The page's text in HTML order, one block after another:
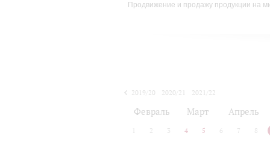
Продвижение и продажу продукции на
2019/20 2020/21 2021/22
Февраль Март Апрель
2 3 4 5 6 7 8